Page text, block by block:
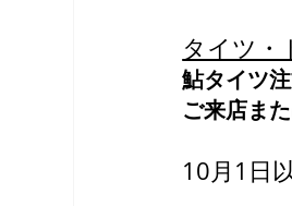
タイツ・
鮎タイツ
ご来店ま
10月1日